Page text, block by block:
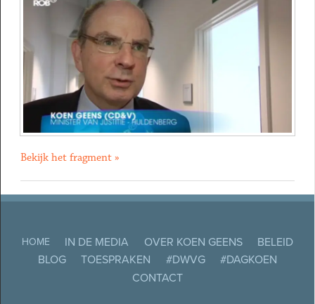
Bekijk het fragment »
HOME IN DE MEDIA OVER KOEN GEENS
BELEID
BLOG
TOESPRAKEN #DWVG
#DAGKOEN
CONTACT